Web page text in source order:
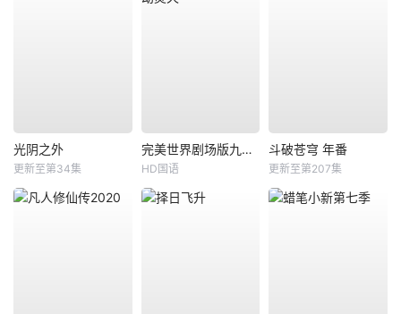
光阴之外
更新至第34集
完美世界剧场版九劫焚天
HD国语
斗破苍穹 年番
更新至第207集